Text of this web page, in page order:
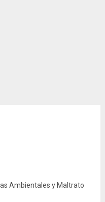
Ambientales y Maltrato